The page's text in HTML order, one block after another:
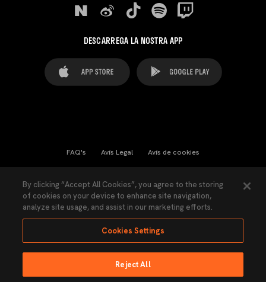
DESCARREGA LA NOSTRA APP
FAQ's Avís Legal Avís de cookies
Llei de Transparència Política de Privacitat
Accessibilitat
Ninguna parte de esta página puede ser reproducida sin el permiso del Valencia
By clicking “Accept All Cookies”, you agree to the storing
of cookies on your device to enhance site navigation,
analyze site usage, and assist in our marketing efforts.
Cookies Settings
Reject All